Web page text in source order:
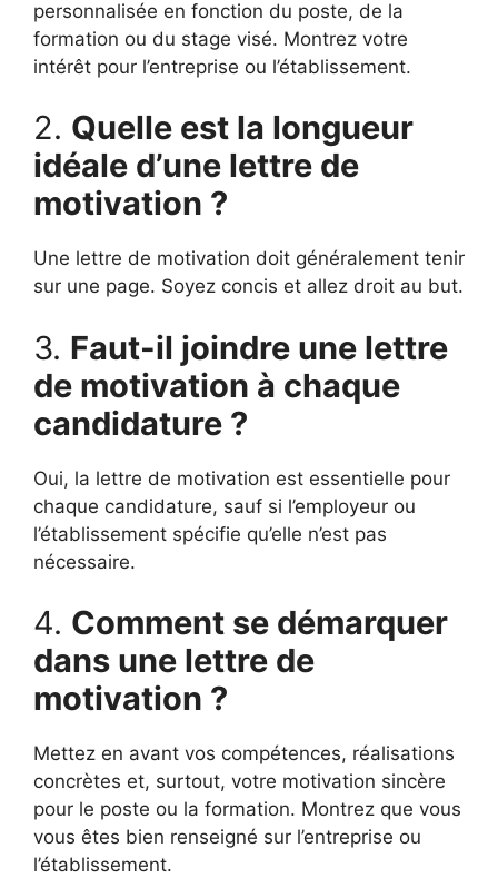
personnalisée en fonction du poste, de la
formation ou du stage visé. Montrez votre
intérêt pour l’entreprise ou l’établissement.
2. Quelle est la longueur
idéale d’une lettre de
motivation ?
Une lettre de motivation doit généralement tenir
sur une page. Soyez concis et allez droit au but.
3. Faut-il joindre une lettre
de motivation à chaque
candidature ?
Oui, la lettre de motivation est essentielle pour
chaque candidature, sauf si l’employeur ou
l’établissement spécifie qu’elle n’est pas
nécessaire.
4. Comment se démarquer
dans une lettre de
motivation ?
Mettez en avant vos compétences, réalisations
concrètes et, surtout, votre motivation sincère
pour le poste ou la formation. Montrez que vous
vous êtes bien renseigné sur l’entreprise ou
l’établissement.